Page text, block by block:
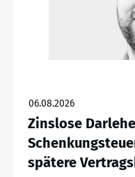
06.08.2026
Zinslose
spätere